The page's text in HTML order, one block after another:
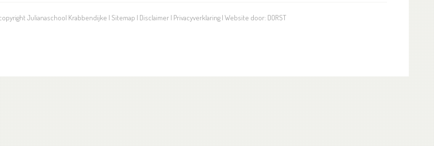
Julianaschool Krabbendijke | Sitemap | Disclaimer | Privacyverklaring | Website door: DORST